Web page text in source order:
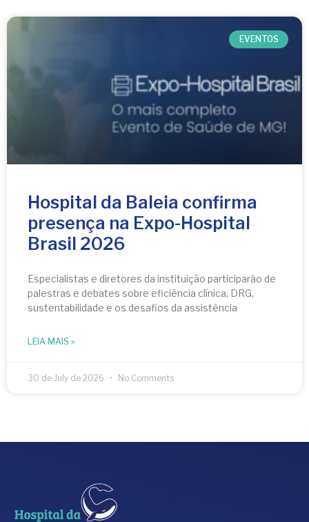
EVENTOS
Hospital da Baleia confirma
presença na Expo-Hospital
Brasil 2026
Especialistas e diretores da instituição participarão de
palestras e debates sobre eficiência clínica, DRG,
sustentabilidade e os desafios da assistência
LEIA MAIS »
30 de July de 2026 No Comments